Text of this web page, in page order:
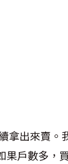
拿出來賣。
戶數多，